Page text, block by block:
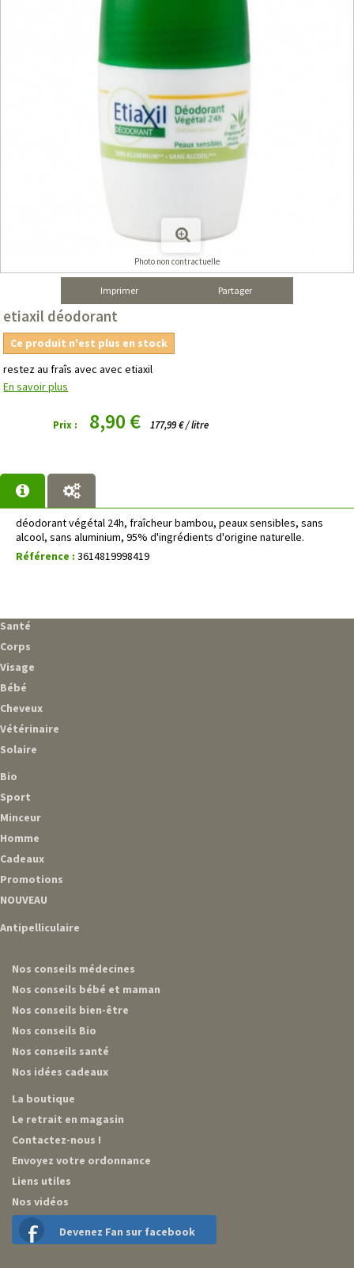
Photo non contractuelle
Imprimer Partager
etiaxil déodorant
Ce produit n'est plus en stock
restez au fraîs avec avec etiaxil
En savoir plus
Prix : 8,90 € 177,99 € / litre
déodorant végétal 24h, fraîcheur bambou, peaux sensibles, sans
alcool, sans aluminium, 95% d'ingrédients d'origine naturelle.
Référence : 3614819998419
Santé
Corps
Visage
Bébé
Cheveux
Vétérinaire
Solaire
Bio
Sport
Minceur
Homme
Cadeaux
Promotions
NOUVEAU
Antipelliculaire
Nos conseils médecines
Nos conseils bébé et maman
Nos conseils bien-être
Nos conseils Bio
Nos conseils santé
Nos idées cadeaux
La boutique
Le retrait en magasin
Contactez-nous !
Envoyez votre ordonnance
Liens utiles
Nos vidéos
Devenez Fan sur facebook